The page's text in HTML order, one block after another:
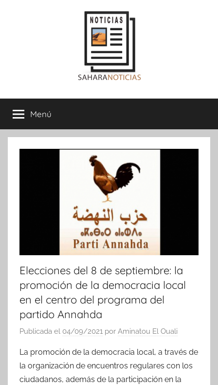
Sahara
Noticias
Menú
Elecciones del 8 de septiembre: la
promoción de la democracia local
en el centro del programa del
partido Annahda
Publicada el 04/09/2021 por Aminatou El Ouali
La promoción de la democracia local, a través de
la organización de encuentros regulares con los
ciudadanos, además de la participación en la